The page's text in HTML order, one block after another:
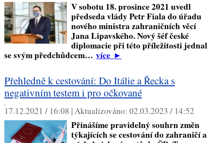
V sobotu 18. prosince 2021 uvedl
předseda vlády Petr Fiala do úřadu
nového ministra zahraničních věcí
Jana Lipavského. Nový šéf české
diplomacie při této příležitosti jednal
se svým předchůdcem… více►
Přehledně k cestování: Do Itálie a Řecka s
negativním testem i pro očkované
,
17.12.2021 / 16:08 |Aktualizováno: 02.03.2023 / 14:52
Přinášíme pravidelný souhrn změn
týkajících se cestování do zahraničí a